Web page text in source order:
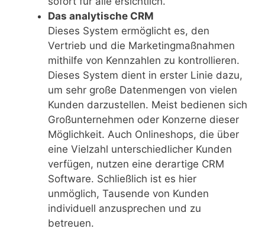
Das analytische CRM
Dieses System ermöglicht es, den
Vertrieb und die Marketingmaßnahmen
mithilfe von Kennzahlen zu kontrollieren.
Dieses System dient in erster Linie dazu,
um sehr große Datenmengen von vielen
Kunden darzustellen. Meist bedienen sich
Großunternehmen oder Konzerne dieser
Möglichkeit. Auch Onlineshops, die über
eine Vielzahl unterschiedlicher Kunden
verfügen, nutzen eine derartige CRM
Software. Schließlich ist es hier
unmöglich, Tausende von Kunden
individuell anzusprechen und zu
betreuen.